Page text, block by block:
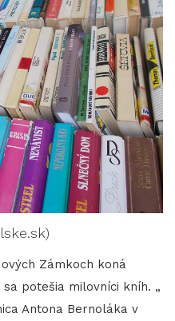
Zámkoch koná
potešia milovníci kníh. „
Antona Bernoláka v